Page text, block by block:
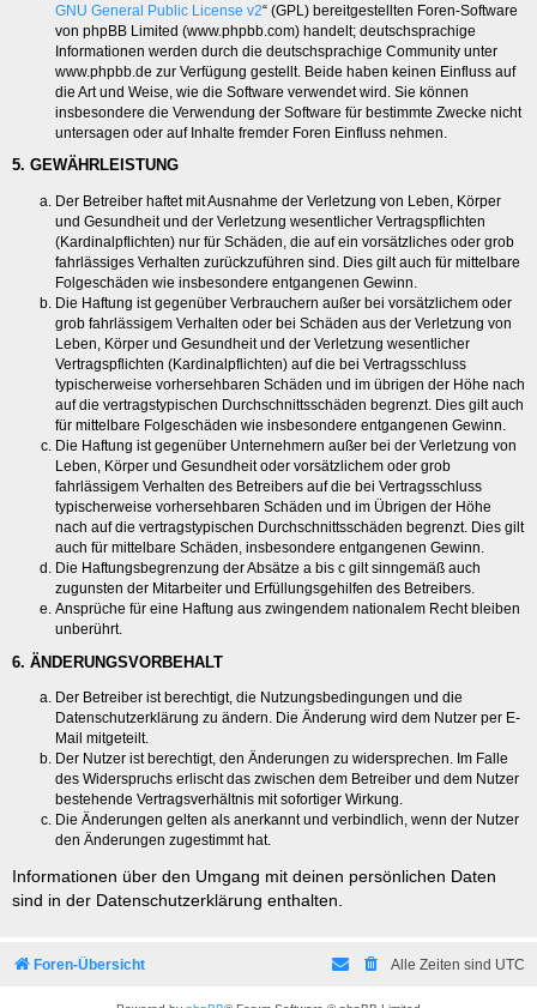
GNU General Public License v2“ (GPL) bereitgestellten Foren-Software
von phpBB Limited (www.phpbb.com) handelt; deutschsprachige
Informationen werden durch die deutschsprachige Community unter
www.phpbb.de zur Verfügung gestellt. Beide haben keinen Einfluss auf
die Art und Weise, wie die Software verwendet wird. Sie können
insbesondere die Verwendung der Software für bestimmte Zwecke nicht
untersagen oder auf Inhalte fremder Foren Einfluss nehmen.
5. GEWÄHRLEISTUNG
Der Betreiber haftet mit Ausnahme der Verletzung von Leben, Körper
und Gesundheit und der Verletzung wesentlicher Vertragspflichten
(Kardinalpflichten) nur für Schäden, die auf ein vorsätzliches oder grob
fahrlässiges Verhalten zurückzuführen sind. Dies gilt auch für mittelbare
Folgeschäden wie insbesondere entgangenen Gewinn.
Die Haftung ist gegenüber Verbrauchern außer bei vorsätzlichem oder
grob fahrlässigem Verhalten oder bei Schäden aus der Verletzung von
Leben, Körper und Gesundheit und der Verletzung wesentlicher
Vertragspflichten (Kardinalpflichten) auf die bei Vertragsschluss
typischerweise vorhersehbaren Schäden und im übrigen der Höhe nach
auf die vertragstypischen Durchschnittsschäden begrenzt. Dies gilt auch
für mittelbare Folgeschäden wie insbesondere entgangenen Gewinn.
Die Haftung ist gegenüber Unternehmern außer bei der Verletzung von
Leben, Körper und Gesundheit oder vorsätzlichem oder grob
fahrlässigem Verhalten des Betreibers auf die bei Vertragsschluss
typischerweise vorhersehbaren Schäden und im Übrigen der Höhe
nach auf die vertragstypischen Durchschnittsschäden begrenzt. Dies gilt
auch für mittelbare Schäden, insbesondere entgangenen Gewinn.
Die Haftungsbegrenzung der Absätze a bis c gilt sinngemäß auch
zugunsten der Mitarbeiter und Erfüllungsgehilfen des Betreibers.
Ansprüche für eine Haftung aus zwingendem nationalem Recht bleiben
unberührt.
6. ÄNDERUNGSVORBEHALT
Der Betreiber ist berechtigt, die Nutzungsbedingungen und die
Datenschutzerklärung zu ändern. Die Änderung wird dem Nutzer per E-
Mail mitgeteilt.
Der Nutzer ist berechtigt, den Änderungen zu widersprechen. Im Falle
des Widerspruchs erlischt das zwischen dem Betreiber und dem Nutzer
bestehende Vertragsverhältnis mit sofortiger Wirkung.
Die Änderungen gelten als anerkannt und verbindlich, wenn der Nutzer
den Änderungen zugestimmt hat.
Informationen über den Umgang mit deinen persönlichen Daten
sind in der Datenschutzerklärung enthalten.
Foren-Übersicht Alle Zeiten sind UTC